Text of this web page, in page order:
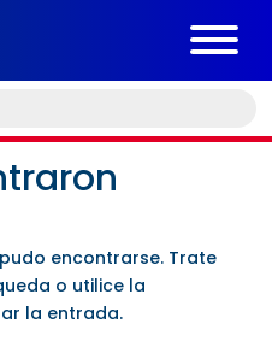
encontrarse. Trate
o utilice la
la entrada.